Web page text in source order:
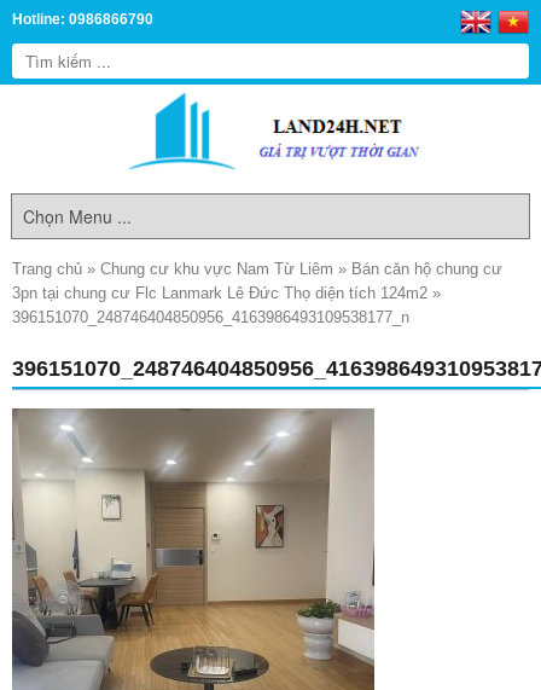
Hotline: 0986866790
Trang chủ » Chung cư khu vực Nam Từ Liêm » Bán căn hộ chung cư
3pn tại chung cư Flc Lanmark Lê Đức Thọ diện tích 124m2 »
396151070_248746404850956_4163986493109538177_n